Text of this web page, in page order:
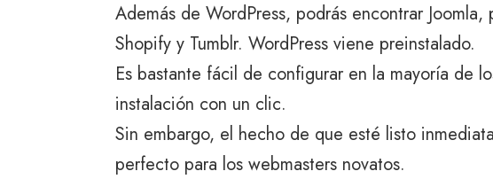
Además de WordPress, podrás encontrar
Shopify y Tumblr. WordPress viene preinstalado.
Es bastante fácil de configurar en la mayoría de
instalación con un clic.
Sin embargo, el hecho de que esté listo
perfecto para los webmasters novatos.